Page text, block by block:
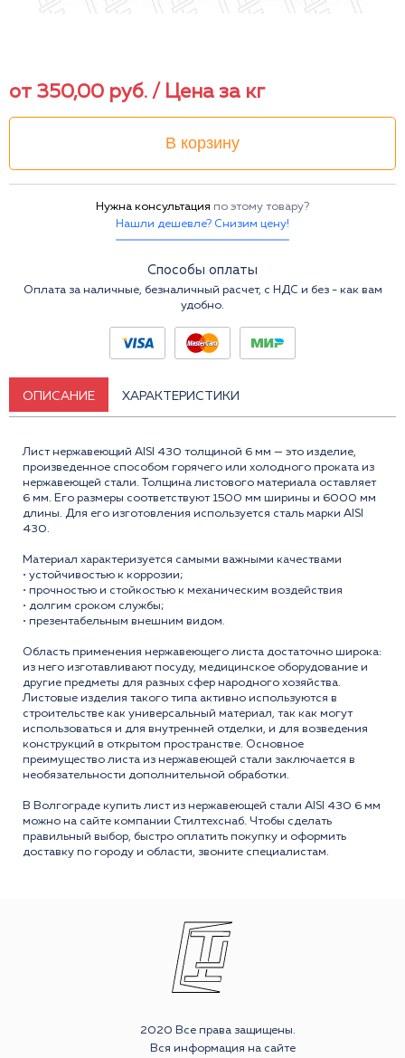
от 350,00 руб. / Цена за кг
В корзину
Нужна консультация по этому товару?
Нашли дешевле? Снизим цену!
Способы оплаты
Оплата за наличные, безналичный расчет, с НДС и без - как вам
удобно.
ОПИСАНИЕ ХАРАКТЕРИСТИКИ
Лист нержавеющий AISI 430 толщиной 6 мм — это изделие,
произведенное способом горячего или холодного проката из
нержавеющей стали. Толщина листового материала оставляет
6 мм. Его размеры соответствуют 1500 мм ширины и 6000 мм
длины. Для его изготовления используется сталь марки AISI
430.
Материал характеризуется самыми важными качествами
• устойчивостью к коррозии;
• прочностью и стойкостью к механическим воздействия
• долгим сроком службы;
• презентабельным внешним видом.
Область применения нержавеющего листа достаточно широка:
из него изготавливают посуду, медицинское оборудование и
другие предметы для разных сфер народного хозяйства.
Листовые изделия такого типа активно используются в
строительстве как универсальный материал, так как могут
использоваться и для внутренней отделки, и для возведения
конструкций в открытом пространстве. Основное
преимущество листа из нержавеющей стали заключается в
необязательности дополнительной обработки.
В Волгограде купить лист из нержавеющей стали AISI 430 6 мм
можно на сайте компании Стилтехснаб. Чтобы сделать
правильный выбор, быстро оплатить покупку и оформить
доставку по городу и области, звоните специалистам.
2020 Все права защищены.
Вся информация на сайте